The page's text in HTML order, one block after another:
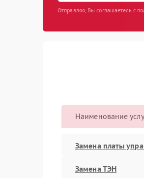
Отправляя, Вы соглашаетесь с
Наименование
Замена платы
Замена ТЭН